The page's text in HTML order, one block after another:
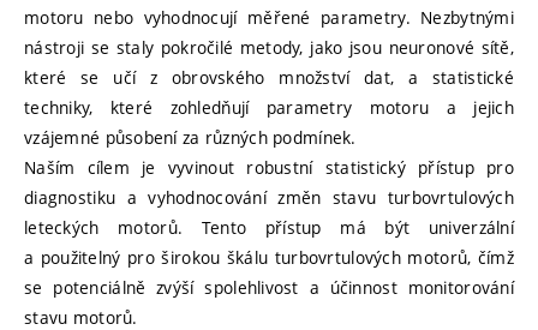
motoru nebo vyhodnocují měřené parametry. Nezbytnými
nástroji se staly pokročilé metody, jako jsou neuronové sítě,
které se učí z obrovského množství dat, a statistické
techniky, které zohledňují parametry motoru a jejich
vzájemné působení za různých podmínek.
Naším cílem je vyvinout robustní statistický přístup pro
diagnostiku a vyhodnocování změn stavu turbovrtulových
leteckých motorů. Tento přístup má být univerzální
a použitelný pro širokou škálu turbovrtulových motorů, čímž
se potenciálně zvýší spolehlivost a účinnost monitorování
stavu motorů.